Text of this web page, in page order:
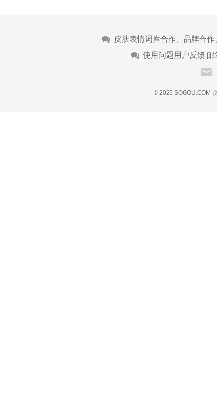
皮肤表情词库合作、品牌合
使用问题用户反馈 邮
© 2026 SOGOU.COM